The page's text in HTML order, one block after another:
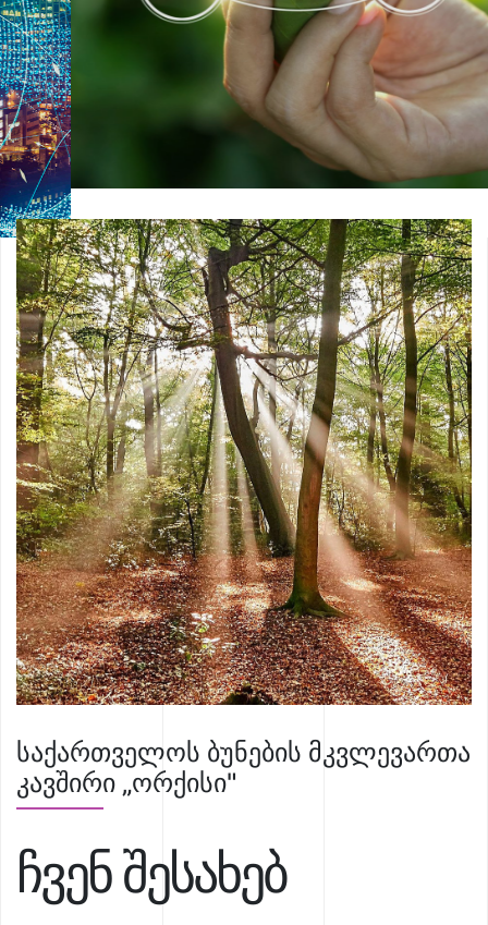
საქართველოს ბუნების მკვლევართა
კავშირი „ორქისი"
ჩვენ შესახებ